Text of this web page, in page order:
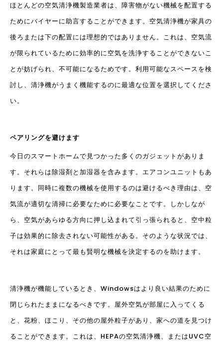
ほとんどの空気清浄機製造業者は、障害物がない機械を配置する
ためにバイヤーに助言することができます。空気清浄機が家具の
後ろまたは下の配置には理想的ではありません。これは、空気流
が限られているために効率的に空気を洗浄することができないこ
とが妨げられ、不可能になるためです。利用可能なスペースを検
討し、清浄機がうまく機能するのに最適な位置を選択してくださ
い。
ペアリングを避けます
今日のスマートホームで見つかった多くのガジェットがありま
す。それらは除湿剤と加湿器を含みます。エアコンユニットもあ
ります。同時に複数の機械を使用するのは避けるべき理由は、空
気流が適切な清掃に必要なために必要なことです。しかしなが
ら、空気があらゆる方向に押し込まれて引っ張られると、空中粒
子は効果的に除去されない可能性がある。そのような状況では、
それは家庭にとって最も賢明な機械を決定するのを助けます。
清浄機が機能しているとき、Windowsはより良い結果のために
閉じられたままになるべきです。屋外空気が部屋に入ってくる
と、花粉、ほこり、その他の屋外粒子があり、家への道を見つけ
ることができます。これは、HEPAの空気清浄機、またはUVC空